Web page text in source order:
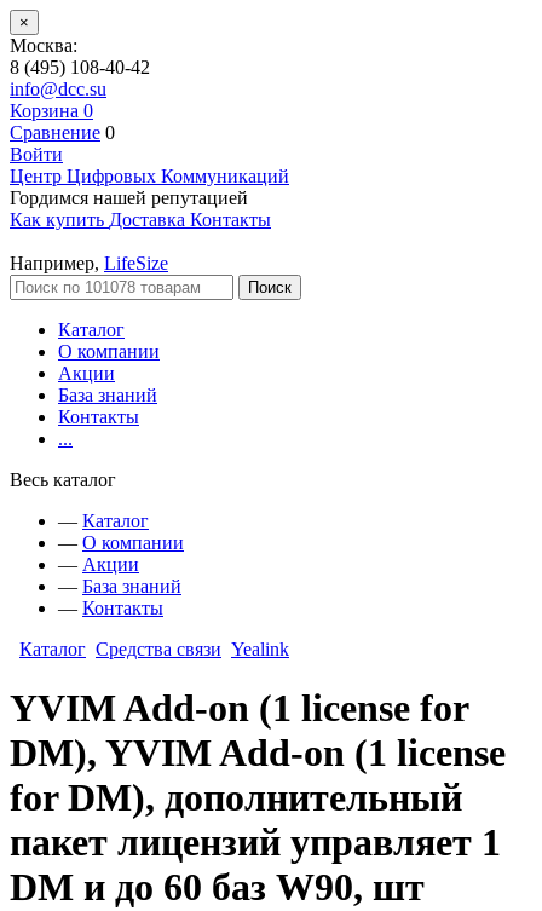
×
Москва:
8 (495) 108-40-42
info@dcc.su
Корзина 0
Сравнение 0
Войти
Центр Цифровых Коммуникаций
Гордимся нашей репутацией
Как купить Доставка Контакты
Например, LifeSize
Поиск
Каталог
О компании
Акции
База знаний
Контакты
...
Весь каталог
— Каталог
— О компании
— Акции
— База знаний
— Контакты
Каталог Средства связи Yealink
YVIM Add-on (1 license for
DM), YVIM Add-on (1 license
for DM), дополнительный
пакет лицензий управляет 1
DM и до 60 баз W90, шт